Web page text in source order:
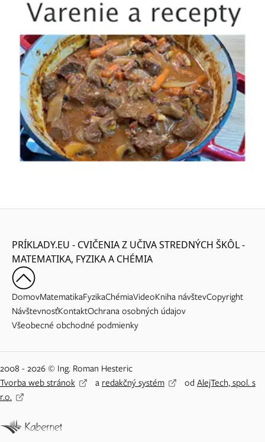
PRÍKLADY.EU - CVIČENIA Z UČIVA STREDNÝCH ŠKÔL -
MATEMATIKA, FYZIKA A CHÉMIA
DomovMatematikaFyzikaChémiaVideoKniha návštevCopyright
NávštevnosťKontaktOchrana osobných údajov
Všeobecné obchodné podmienky
2008 - 2026 © Ing. Roman Hesteric
Tvorba web stránok
aredakčný systém od AlejTech, spol. s
r.o.